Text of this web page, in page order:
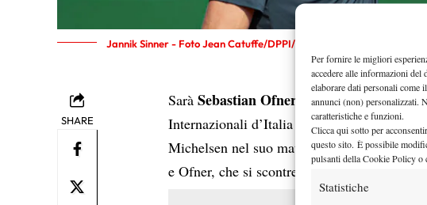
Per fornire le migliori
accedere alle informazioni del
elaborare dati personali come
annunci (non) personalizzati.
caratteristiche e funzioni.
Clicca qui sotto per
questo sito. È possibile
pulsanti della Cookie Policy o
Statistiche
Jannik Sinner - Foto Jean Catuffe/DPPI/IPA Sport 2
SHARE
SaràSebastian Ofner l’avversario di
Internazionali d’Italia 2026. L’austriaco ha
Michelsen nel suo match d’esordio al
e Ofner, che si scontreranno sabato 9